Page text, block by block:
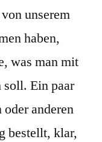
unserem
haben,
was man mit
Ein paar
anderen
bestellt, klar,